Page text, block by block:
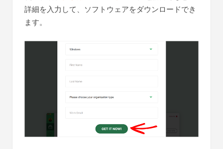
詳細を入力して、ソフトウェアをダウンロードでき
ます。